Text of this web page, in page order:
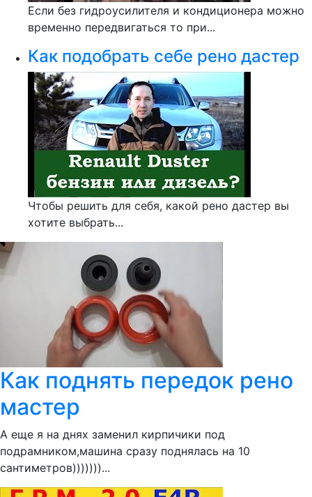
Если без гидроусилителя и кондиционера можно
временно передвигаться то при...
Как подобрать себе рено дастер
Чтобы решить для себя, какой рено дастер вы
хотите выбрать...
Как поднять передок рено
мастер
А еще я на днях заменил кирпичики под
подрамником,машина сразу поднялась на 10
сантиметров)))))))...